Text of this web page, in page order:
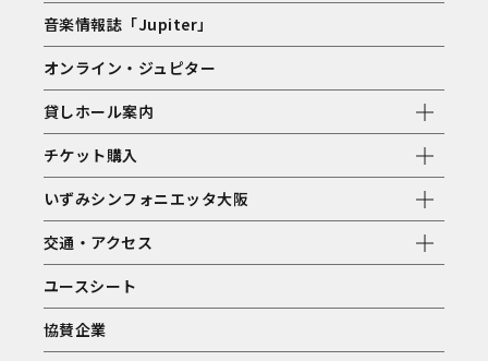
音楽情報誌「Jupiter」
オンライン・ジュピター
貸しホール案内
チケット購入
いずみシンフォニエッタ大阪
交通・アクセス
ユースシート
協賛企業